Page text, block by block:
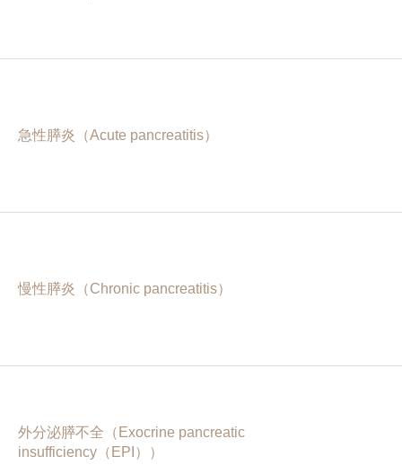
急性膵炎（Acute pancreatitis）
慢性膵炎（Chronic pancreatitis）
外分泌膵不全（Exocrine pancreatic
insufficiency（EPI））